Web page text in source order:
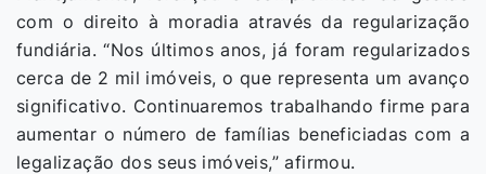
com o direito à moradia através da regularização
fundiária. “Nos últimos anos, já foram regularizados
cerca de 2 mil imóveis, o que representa um avanço
significativo. Continuaremos trabalhando firme para
aumentar o número de famílias beneficiadas com a
legalização dos seus imóveis,” afirmou.